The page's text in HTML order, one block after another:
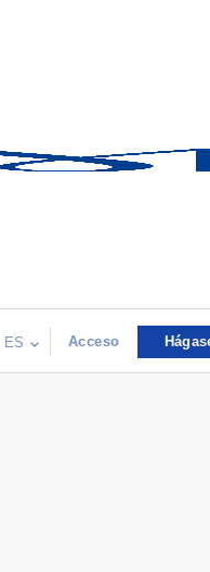
ES Acceso